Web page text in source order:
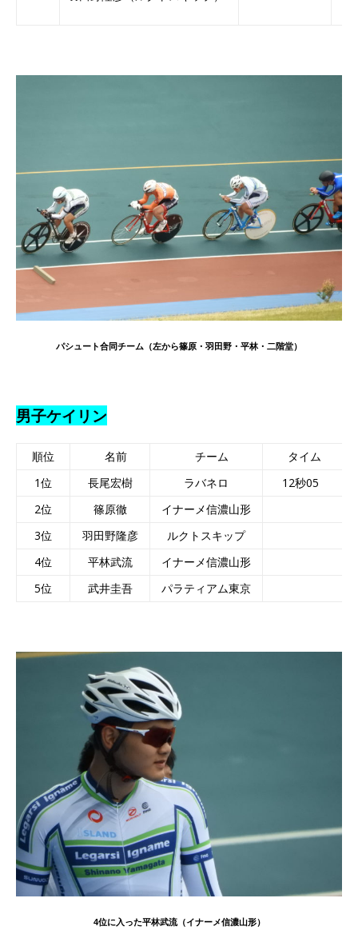
パシュート合同チーム（左から篠原・羽田野・平林・二階堂）
男子ケイリン
順位 名前 チーム
タイム
1位
長尾宏樹 ラバネロ
12秒05
2位
篠原徹
イナーメ信濃山形
3位
羽田野隆彦
ルクトスキップ
4位
平林武流
イナーメ信濃山形
5位
武井圭吾 パラティアム東京
4位に入った平林武流（イナーメ信濃山形）